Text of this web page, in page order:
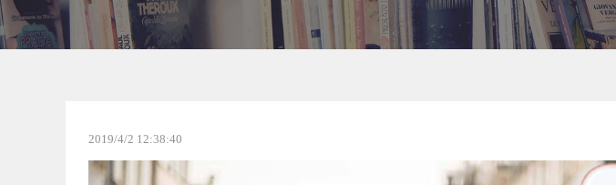
2019/4/2 12:38:40